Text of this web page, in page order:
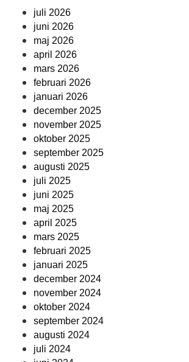
juli 2026
juni 2026
maj 2026
april 2026
mars 2026
februari 2026
januari 2026
december 2025
november 2025
oktober 2025
september 2025
augusti 2025
juli 2025
juni 2025
maj 2025
april 2025
mars 2025
februari 2025
januari 2025
december 2024
november 2024
oktober 2024
september 2024
augusti 2024
juli 2024